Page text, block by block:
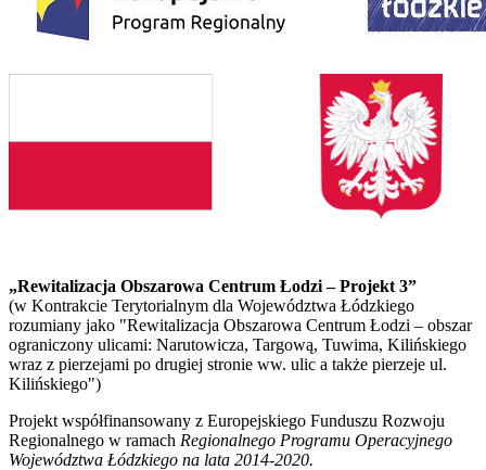
„Rewitalizacja Obszarowa Centrum Łodzi – Projekt 3”
(w Kontrakcie Terytorialnym dla Województwa Łódzkiego
rozumiany jako "Rewitalizacja Obszarowa Centrum Łodzi – obszar
ograniczony ulicami: Narutowicza, Targową, Tuwima, Kilińskiego
wraz z pierzejami po drugiej stronie ww. ulic a także pierzeje ul.
Kilińskiego")
Projekt współfinansowany z Europejskiego Funduszu Rozwoju
Regionalnego w ramach Regionalnego Programu Operacyjnego
Województwa Łódzkiego na lata 2014-2020.